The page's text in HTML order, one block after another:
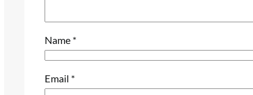
Name *
Email *